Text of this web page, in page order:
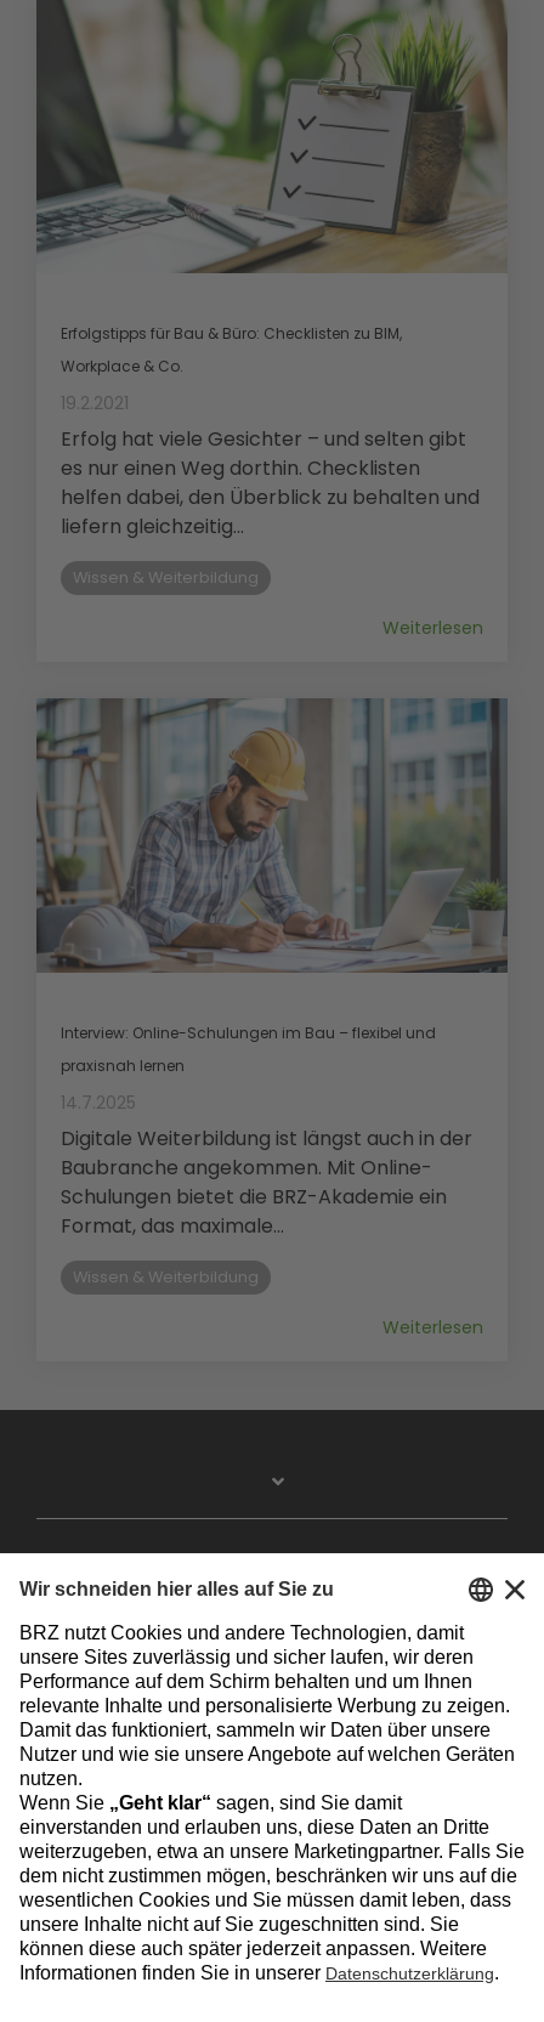
Erfolgstipps für Bau & Büro: Checklisten zu BIM,
Workplace & Co.
19.2.2021
Erfolg hat viele Gesichter – und selten gibt
es nur einen Weg dorthin. Checklisten
helfen dabei, den Überblick zu behalten und
liefern gleichzeitig...
Wissen & Weiterbildung
Weiterlesen
Interview: Online-Schulungen im Bau – flexibel und
praxisnah lernen
14.7.2025
Digitale Weiterbildung ist längst auch in der
Baubranche angekommen. Mit Online-
Schulungen bietet die BRZ-Akademie ein
Format, das maximale...
Wissen & Weiterbildung
Weiterlesen
FacebookInstagramLinkedinYouTube